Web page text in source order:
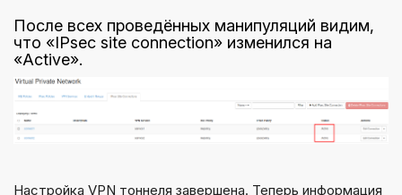
После всех проведённых манипуляций видим,
что «IPsec site connection» изменился на
«Active».
Настройка VPN тоннеля завершена. Теперь информация